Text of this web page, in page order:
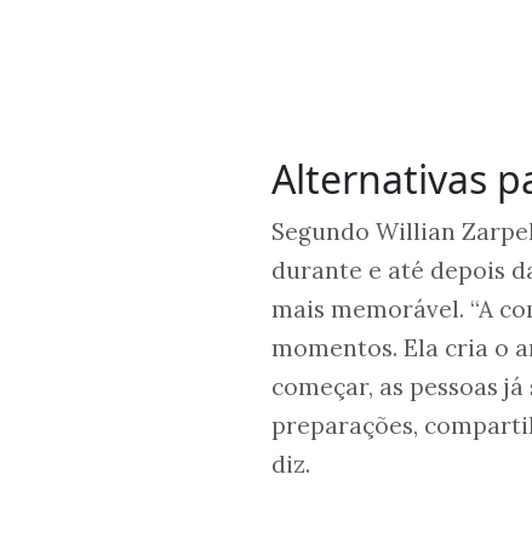
Alternativas
Segundo Willian
durante e até depois
mais memorável. “A
momentos. Ela cria o
começar, as pessoas
preparações,
diz.